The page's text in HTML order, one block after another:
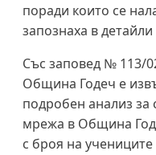
поради които се
запознаха в
Със заповед № 113/
Община Годеч е
подробен анализ
мрежа в Община
с броя на